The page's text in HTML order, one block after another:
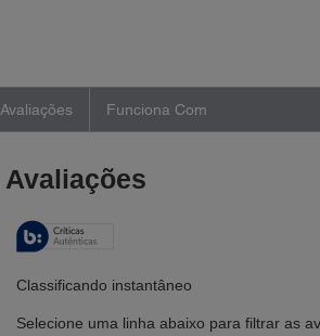
Avaliações Funciona Com